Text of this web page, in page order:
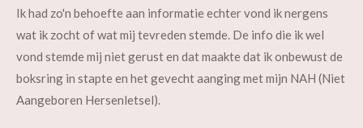
Ik had zo'n behoefte aan informatie echter vond ik nergens
wat ik zocht of wat mij tevreden stemde. De info die ik wel
vond stemde mij niet gerust en dat maakte dat ik onbewust de
boksring in stapte en het gevecht aanging met mijn NAH (Niet
Aangeboren Hersenletsel).